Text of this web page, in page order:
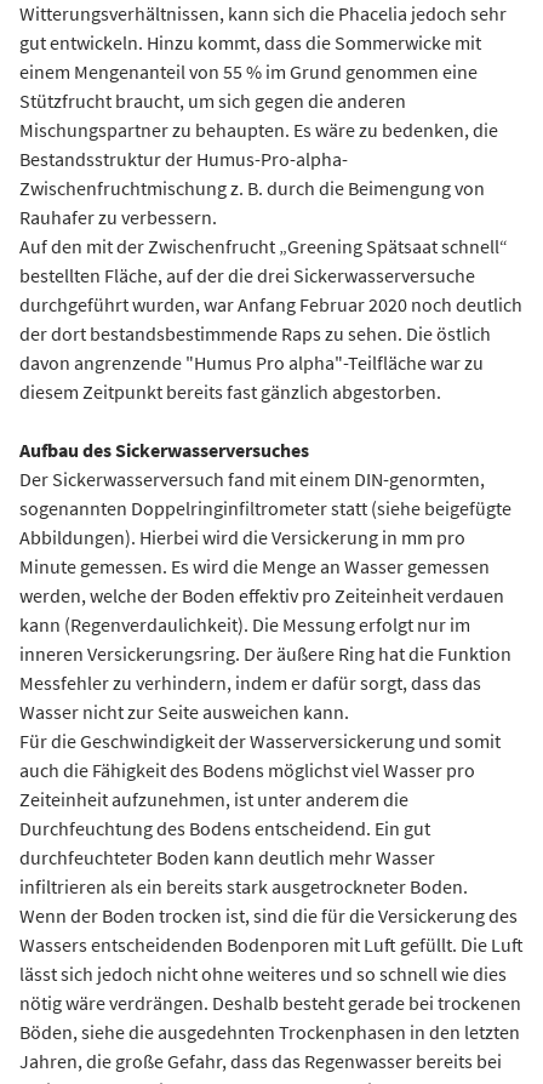
Witterungsverhältnissen, kann sich die Phacelia jedoch sehr
gut entwickeln. Hinzu kommt, dass die Sommerwicke mit
einem Mengenanteil von 55 % im Grund genommen eine
Stützfrucht braucht, um sich gegen die anderen
Mischungspartner zu behaupten. Es wäre zu bedenken, die
Bestandsstruktur der Humus-Pro-alpha-
Zwischenfruchtmischung z. B. durch die Beimengung von
Rauhafer zu verbessern.
Auf den mit der Zwischenfrucht „Greening Spätsaat schnell“
bestellten Fläche, auf der die drei Sickerwasserversuche
durchgeführt wurden, war Anfang Februar 2020 noch deutlich
der dort bestandsbestimmende Raps zu sehen. Die östlich
davon angrenzende "Humus Pro alpha"-Teilfläche war zu
diesem Zeitpunkt bereits fast gänzlich abgestorben.
Aufbau des Sickerwasserversuches
Der Sickerwasserversuch fand mit einem DIN-genormten,
sogenannten Doppelringinfiltrometer statt (siehe beigefügte
Abbildungen). Hierbei wird die Versickerung in mm pro
Minute gemessen. Es wird die Menge an Wasser gemessen
werden, welche der Boden effektiv pro Zeiteinheit verdauen
kann (Regenverdaulichkeit). Die Messung erfolgt nur im
inneren Versickerungsring. Der äußere Ring hat die Funktion
Messfehler zu verhindern, indem er dafür sorgt, dass das
Wasser nicht zur Seite ausweichen kann.
Für die Geschwindigkeit der Wasserversickerung und somit
auch die Fähigkeit des Bodens möglichst viel Wasser pro
Zeiteinheit aufzunehmen, ist unter anderem die
Durchfeuchtung des Bodens entscheidend. Ein gut
durchfeuchteter Boden kann deutlich mehr Wasser
infiltrieren als ein bereits stark ausgetrockneter Boden.
Wenn der Boden trocken ist, sind die für die Versickerung des
Wassers entscheidenden Bodenporen mit Luft gefüllt. Die Luft
lässt sich jedoch nicht ohne weiteres und so schnell wie dies
nötig wäre verdrängen. Deshalb besteht gerade bei trockenen
Böden, siehe die ausgedehnten Trockenphasen in den letzten
Jahren, die große Gefahr, dass das Regenwasser bereits bei